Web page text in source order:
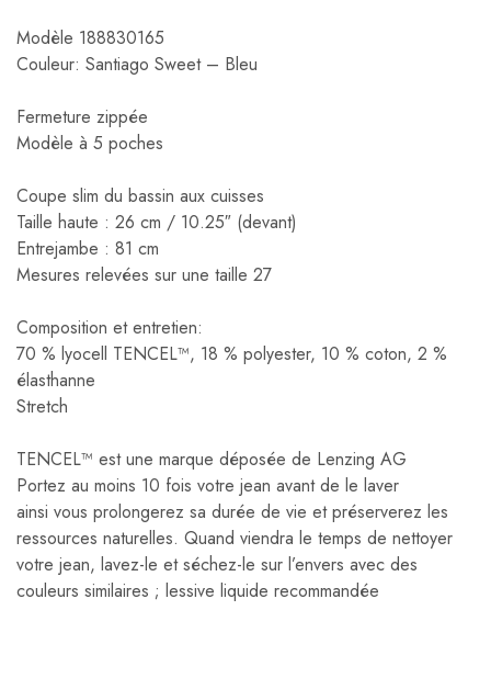
Modèle 188830165
Couleur: Santiago Sweet – Bleu
Fermeture zippée
Modèle à 5 poches
Coupe slim du bassin aux cuisses
Taille haute : 26 cm / 10.25″ (devant)
Entrejambe : 81 cm
Mesures relevées sur une taille 27
Composition et entretien:
70 % lyocell TENCEL™, 18 % polyester, 10 % coton, 2 %
élasthanne
Stretch
TENCEL™ est une marque déposée de Lenzing AG
Portez au moins 10 fois votre jean avant de le laver
ainsi vous prolongerez sa durée de vie et préserverez les
ressources naturelles. Quand viendra le temps de nettoyer
votre jean, lavez-le et séchez-le sur l’envers avec des
couleurs similaires ; lessive liquide recommandée